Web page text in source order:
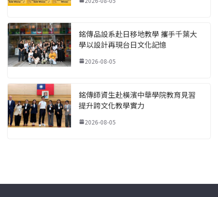
銘傳品設系赴日移地教學 攜手千葉大
學以設計再現台日文化記憶
2026-08-05
銘傳師資生赴橫濱中華學院教育見習
提升跨文化教學實力
2026-08-05